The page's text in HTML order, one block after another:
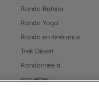
Rando Balnéo
Rando Yoga
Rando en itinérance
Trek Désert
Randonnée à
raquettes